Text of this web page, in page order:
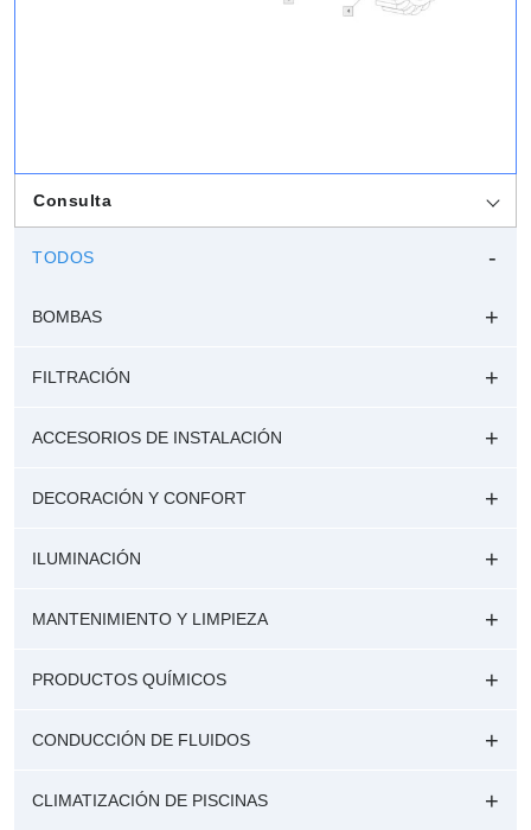
Consulta
TODOS
BOMBAS
FILTRACIÓN
ACCESORIOS DE INSTALACIÓN
DECORACIÓN Y CONFORT
ILUMINACIÓN
MANTENIMIENTO Y LIMPIEZA
PRODUCTOS QUÍMICOS
CONDUCCIÓN DE FLUIDOS
CLIMATIZACIÓN DE PISCINAS